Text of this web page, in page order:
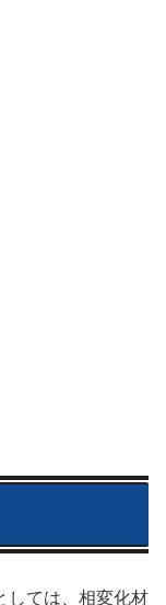
しては、相変化材